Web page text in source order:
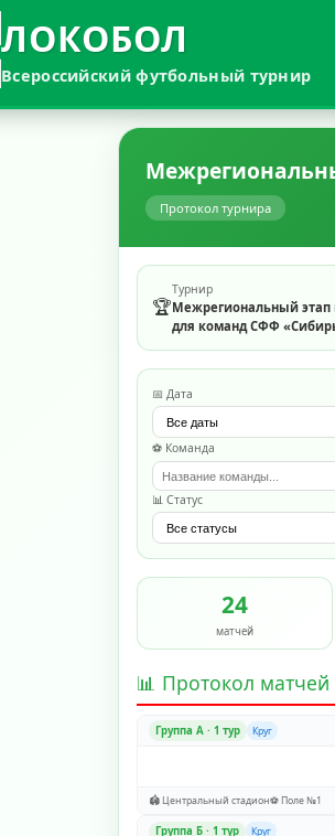
ЛОКОБОЛ
Всероссийский футбольный турнир
Протокол турнира
🏆
Турнир
Межрегиональный этап
для команд СФФ
📅 Дата
⚽ Команда
📊 Статус
24
матчей
📊 Протокол матчей
Группа A · 1 тур Круг
🏟️ Центральный стадион⚽ Поле №1
Группа Б · 1 тур Круг